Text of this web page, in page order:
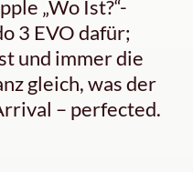
„Wo Ist?“-
3 EVO dafür;
und immer die
gleich, was der
– perfected.